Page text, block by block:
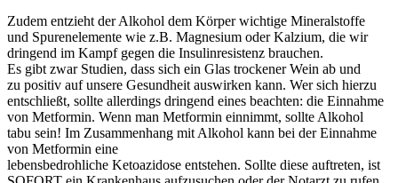
Zudem entzieht der Alkohol dem Körper wichtige Mineralstoffe
und Spurenelemente wie z.B. Magnesium oder Kalzium, die wir
dringend im Kampf gegen die Insulinresistenz brauchen.
Es gibt zwar Studien, dass sich ein Glas trockener Wein ab und
zu positiv auf unsere Gesundheit auswirken kann. Wer sich hierzu
entschließt, sollte allerdings dringend eines beachten: die Einnahme
von Metformin. Wenn man Metformin einnimmt, sollte Alkohol
tabu sein! Im Zusammenhang mit Alkohol kann bei der Einnahme
von Metformin eine
lebensbedrohliche Ketoazidose entstehen. Sollte diese auftreten, ist